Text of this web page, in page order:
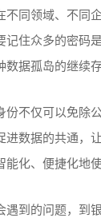
不同领域、不同
记住众多的密码
据孤岛的继续存
份不仅可以免除
进数据的共通，
化、便捷化地
遇到的问题，到